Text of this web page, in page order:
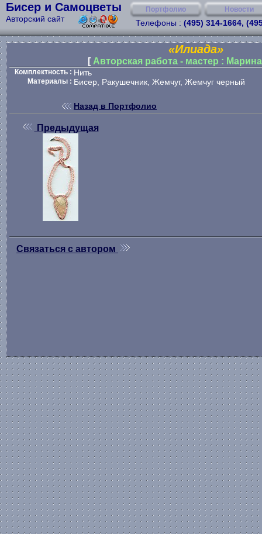
Бисер и Самоцветы
Авторский сайт
Портфолио Новости
Телефоны : (495) 314-1664,
«Илиада»
[Авторская работа - мастер :
Комплектность : Нить
Материалы : Бисер, Ракушечник, Жемчуг, Жемчуг черный
Назад в Портфолио
Предыдущая
Связаться с автором